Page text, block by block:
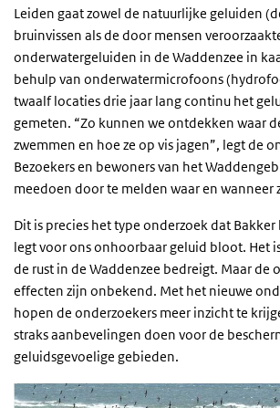
Leiden gaat zowel de natuurlijke geluiden
bruinvissen als de door mensen
onderwatergeluiden in de Waddenzee in
behulp van onderwatermicrofoons
twaalf locaties drie jaar lang continu het
gemeten. “Zo kunnen we ontdekken waar
zwemmen en hoe ze op vis jagen”, legt de
Bezoekers en bewoners van het
meedoen door te melden waar en wanneer
Dit is precies het type onderzoek dat
legt voor ons onhoorbaar geluid bloot. Het
de rust in de Waddenzee bedreigt. Maar de
effecten zijn onbekend. Met het nieuwe
hopen de onderzoekers meer inzicht te
straks aanbevelingen doen voor de
geluidsgevoelige gebieden.